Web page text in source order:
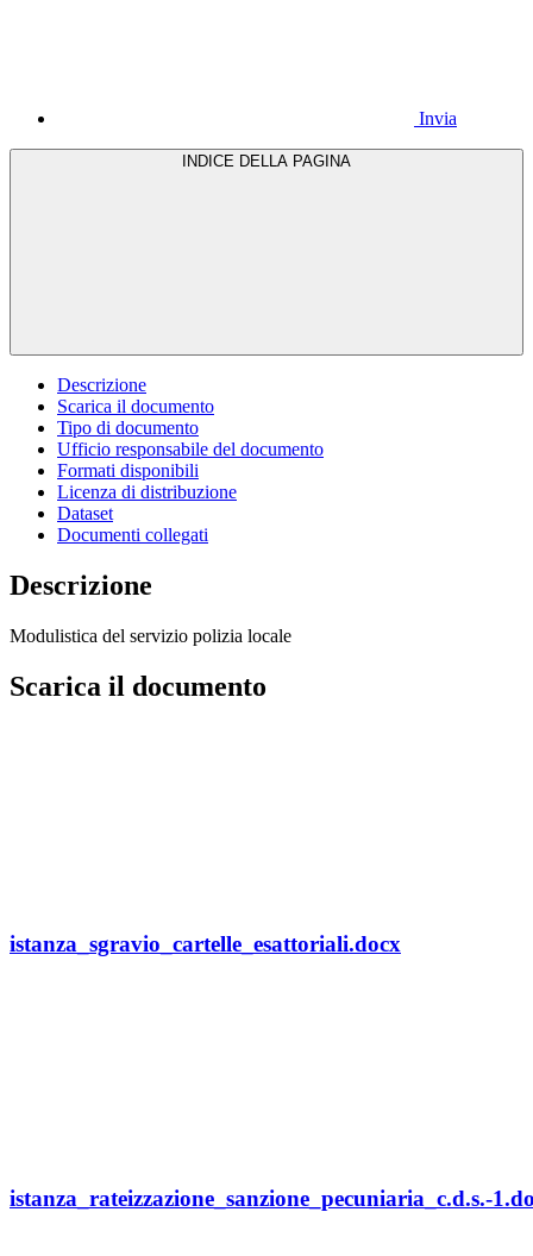
Invia
Descrizione
Scarica il documento
Tipo di documento
Ufficio responsabile del documento
Formati disponibili
Licenza di distribuzione
Dataset
Documenti collegati
Descrizione
Modulistica del servizio polizia locale
Scarica il documento
istanza_sgravio_cartelle_esattoriali.docx
istanza_rateizzazione_sanzione_pecuniaria_c.d.s.-